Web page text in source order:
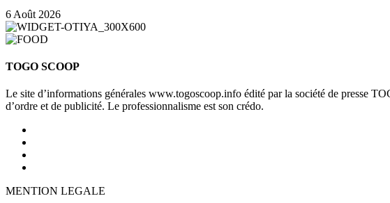
6 Août 2026
TOGO SCOOP
Le site d’informations générales www.togoscoop.info édité par la société de presse
d’ordre et de publicité. Le professionnalisme est son crédo.
MENTION LEGALE